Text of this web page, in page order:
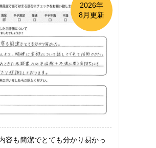
2026年
8月更新
容も簡潔でとても分かり易かっ